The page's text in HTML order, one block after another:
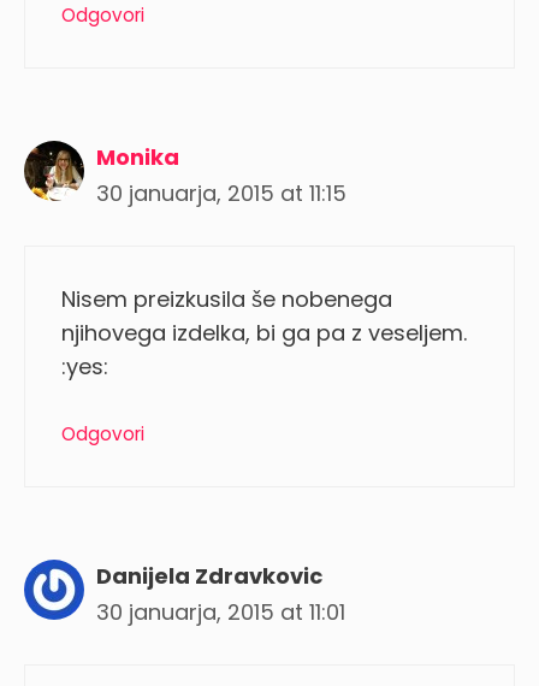
Odgovori
Monika
30 januarja, 2015 at 11:15
Nisem preizkusila še nobenega
njihovega izdelka, bi ga pa z veseljem.
:yes:
Odgovori
Danijela Zdravkovic
30 januarja, 2015 at 11:01